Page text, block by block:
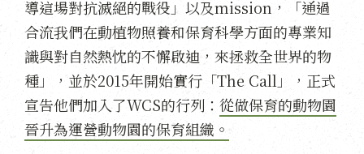
導這場對抗滅絕的戰役」以及mission，「通過
合流我們在動植物照養和保育科學方面的專業知
識與對自然熱忱的不懈啟迪，來拯救全世界的物
種」，並於2015年開始實行「The Call」，正式
宣告他們加入了WCS的行列： 從做保育的動物園
晉升為運營動物園的保育組織。